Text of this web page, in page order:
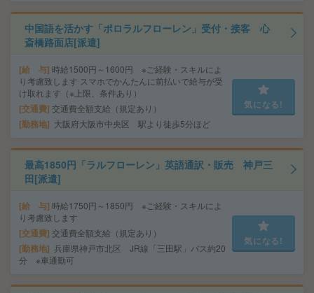
中国語を活かす「ポロラルフローレン」受付・接客 心
斎橋路面店[派遣]
給 与 時給1500円～1600円 ※ご経験・スキルによ
り考慮致します スマホでかんたんに前払いで給与が受
け取れます（※上限、条件あり）
交通費 交通費全額支給（規定あり）
勤務地 大阪府大阪市中央区 駅より徒歩5分ほど
気になる!
最高1850円「ラルフローレン」英語通訳・販売 神戸三
田[派遣]
給 与 時給1750円～1850円 ※ご経験・スキルによ
り考慮致します
交通費 交通費全額支給（規定あり）
勤務地 兵庫県神戸市北区 JR線「三田駅」バス約20
分 ※車通勤可
気になる!